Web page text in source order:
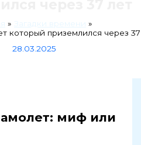
Загадки времени
который приземлился через 37
28.03.2025
миф или